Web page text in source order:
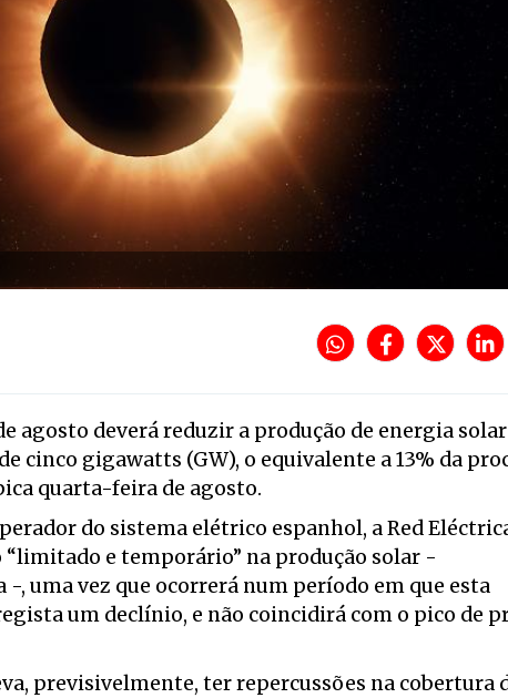
agosto deverá reduzir a produção de energia
cinco gigawatts (GW), o equivalente a 13% da
quarta-feira de agosto.
do sistema elétrico espanhol, a Red
e temporário” na produção solar -
uma vez que ocorrerá num período em que esta
um declínio, e não coincidirá com o pico de
previsivelmente, ter repercussões na cobertura